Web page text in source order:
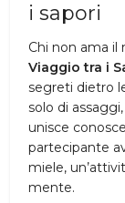
i sapori
Chi non ama il
Viaggio tra i
segreti dietro
solo di
unisce
partecipante
miele,
mente.